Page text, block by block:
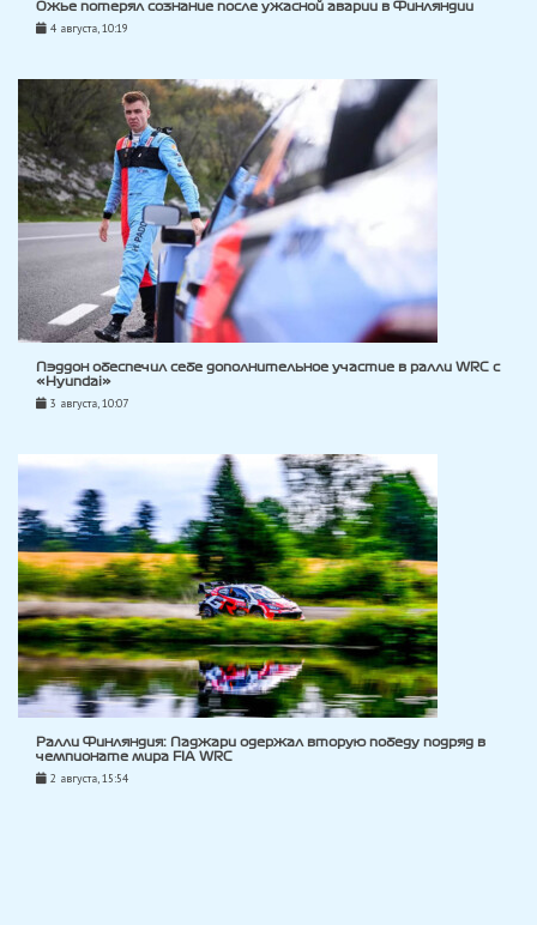
Ожье потерял сознание после ужасной аварии в Финляндии
4 августа, 10:19
Пэддон обеспечил себе дополнительное участие в ралли WRC с
«Hyundai»
3 августа, 10:07
Ралли Финляндия: Паджари одержал вторую победу подряд в
чемпионате мира FIA WRC
2 августа, 15:54